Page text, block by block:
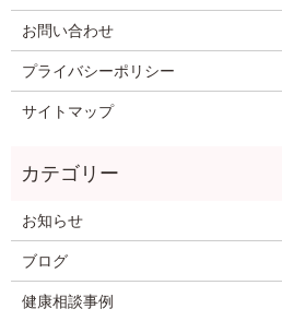
お問い合わせ
プライバシーポリシー
サイトマップ
お知らせ
ブログ
健康相談事例